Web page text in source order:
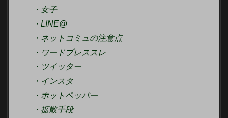
・女子
・LINE@
・ネットコミュの注意点
・ワードプレススレ
・ツイッター
・インスタ
・ホットペッパー
・拡散手段